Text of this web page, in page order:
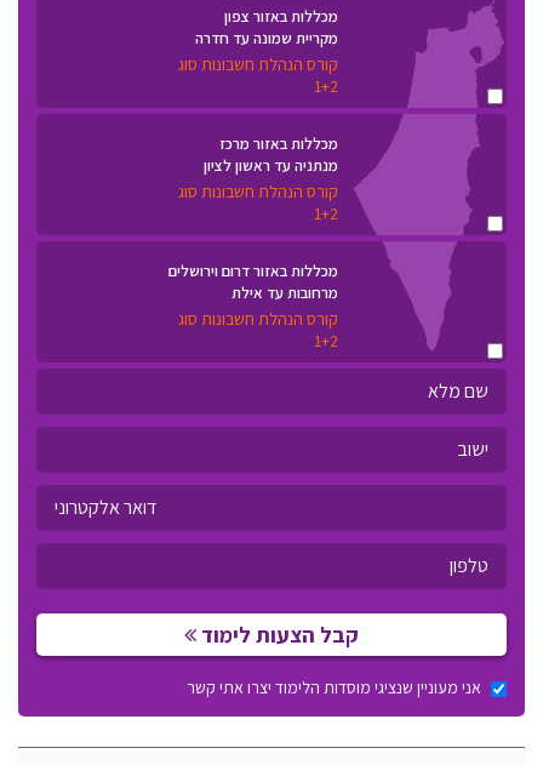
מכללות באזור צפון
מקריית שמונה עד חדרה
קורס הנהלת חשבונות סוג
1+2
מכללות באזור מרכז
מנתניה עד ראשון לציון
קורס הנהלת חשבונות סוג
1+2
מכללות באזור דרום וירושלים
מרחובות עד אילת
קורס הנהלת חשבונות סוג
1+2
קבל הצעות לימוד
אני מעוניין שנציגי מוסדות הלימוד יצרו אתי קשר